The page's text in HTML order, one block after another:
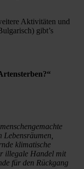
Aktivitäten und
gibt’s
klimatische
illegale Handel mit
für den Rückgang